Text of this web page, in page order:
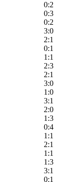
0:2
0:3
0:2
3:0
2:1
0:1
1:1
2:3
2:1
3:0
1:0
3:1
2:0
1:3
0:4
1:1
2:1
1:1
1:3
3:1
0:1